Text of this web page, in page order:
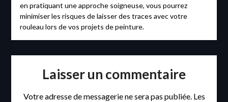
en pratiquant une approche soigneuse, vous pourrez
minimiser les risques de laisser des traces avec votre
rouleau lors de vos projets de peinture.
Laisser un commentaire
Votre adresse de messagerie ne sera pas publiée. Les